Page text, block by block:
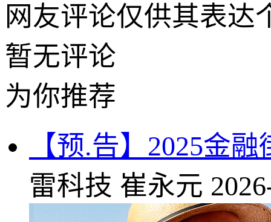
网友评论仅供其表达
暂无评论
为你推荐
【预.告】2025金
雷科技 崔永元